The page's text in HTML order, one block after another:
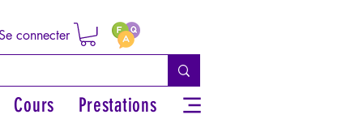
connecter
Cours Prestations